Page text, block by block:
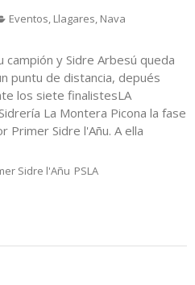
Eventos, Llagares, Nava
campión y Sidre Arbesú queda
puntu de distancia, depués
los siete finalistesLA
La Montera Picona la fase
Primer Sidre l'Añu. A ella
Sidre l'Añu PSLA